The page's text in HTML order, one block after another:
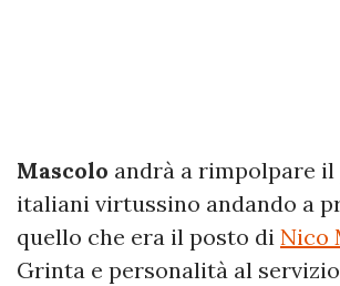
Mascolo andrà a rimpolpare
italiani virtussino andando a
quello che era il posto di Nico
Grinta e personalità al